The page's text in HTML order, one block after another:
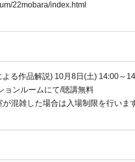
22mobara/index.html
る作品解説) 10月8日(土) 14:00～
ョンルームにて/聴講無料
混雑した場合は入場制限を行いま